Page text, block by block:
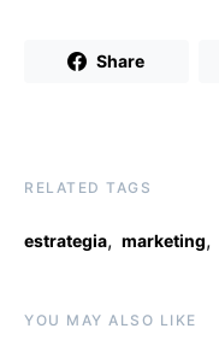
Share
RELATED TAGS
estrategia, marketing,
YOU MAY ALSO LIKE